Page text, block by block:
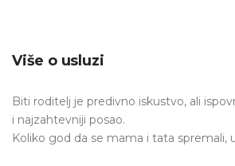
Više o usluzi
Biti roditelj je predivno iskustvo, ali
i najzahtevniji posao.
Koliko god da se mama i tata spremali,